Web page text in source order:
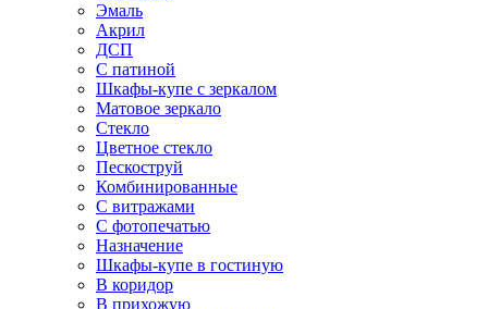
Эмаль
Акрил
ДСП
С патиной
Шкафы-купе с зеркалом
Матовое зеркало
Стекло
Цветное стекло
Пескоструй
Комбинированные
С витражами
С фотопечатью
Назначение
Шкафы-купе в гостиную
В коридор
В прихожую